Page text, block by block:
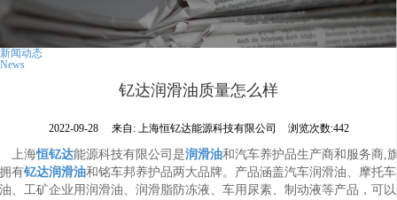
新闻动态
News
钇达润滑油质量怎么样
2022-09-28 来自: 上海恒钇达能源科技有限公司 浏览次数:442
上海恒钇达能源科技有限公司是润滑油和汽车养护品生产商和服务商,
有钇达润滑油和铭车邦养护品两大品牌。产品涵盖汽车润滑油、摩托
、工矿企业用润滑油、润滑脂防冻液、车用尿素、制动液等产品，可